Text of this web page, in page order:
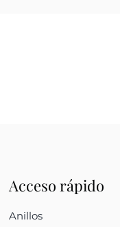
Acceso rápido
Anillos